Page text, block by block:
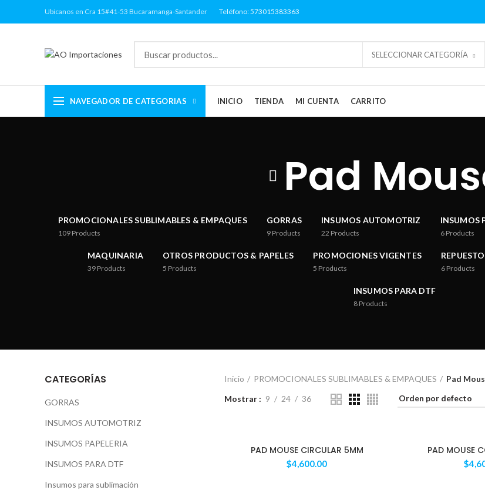
Ubicanos en Cra 15#41-53 Bucaramanga-Santander Teléfono: 573015383363
SELECCIONAR CATEGORÍA
NAVEGADOR DE CATEGORIAS INICIO TIENDA MI CUENTA CARRITO
Pad
PROMOCIONALES SUBLIMABLES & EMPAQUES
109 Products
GORRAS
9 Products
INSUMOS AUTOMOTRIZ
22 Products
INSUMOS
6 Products
MAQUINARIA
39 Products
OTROS PRODUCTOS & PAPELES
5 Products
PROMOCIONES VIGENTES
5 Products 6 Products
INSUMOS PARA DTF
8 Products
CATEGORÍAS
GORRAS
INSUMOS AUTOMOTRIZ
INSUMOS PAPELERIA
INSUMOS PARA DTF
Insumos para sublimación
Inicio PROMOCIONALES SUBLIMABLES & EMPAQUES
Pad
Mostrar
9 24 36
PAD MOUSE CIRCULAR 5MM
$4,600.00
PAD MOUSE
$